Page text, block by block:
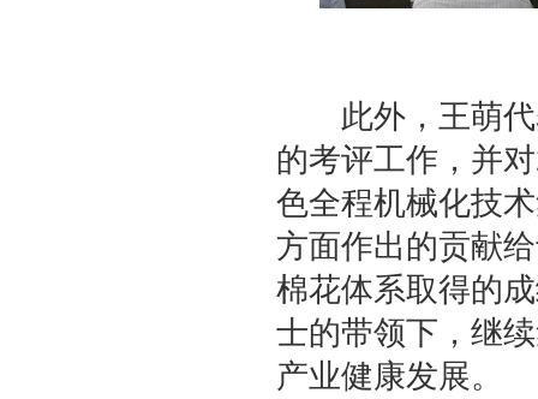
此外，王萌代
的考评工作，并
色全程机械化技
方面作出的贡献
棉花体系取得的
士的带领下，继
产业健康发展。